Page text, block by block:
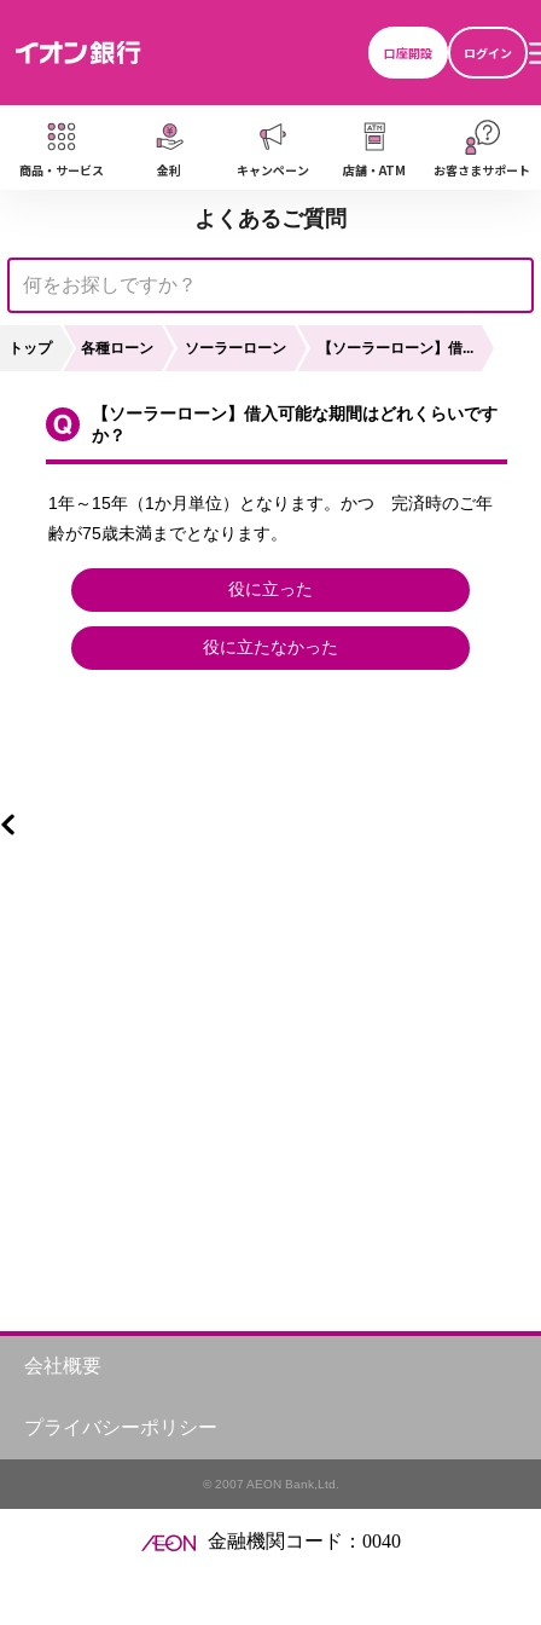
口座開設
ログイン
商品・サービス 金利 キャンペーン 店舗・ATM お客さまサポート
よくあるご質問
トップ 各種ローン ソーラーローン 【ソーラーローン】借...
【ソーラーローン】借入可能な期間はどれくらいです
か？
1年～15年（1か月単位）となります。かつ　完済時のご年
齢が75歳未満までとなります。
役に立った
役に立たなかった
会社概要
プライバシーポリシー
© 2007 AEON Bank,Ltd.
金融機関コード：0040